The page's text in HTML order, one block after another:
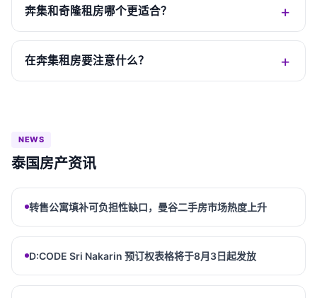
奔集和奇隆租房哪个更适合？
在奔集租房要注意什么？
NEWS
泰国房产资讯
转售公寓填补可负担性缺口，曼谷二手房市场热度上升
D:CODE Sri Nakarin 预订权表格将于8月3日起发放